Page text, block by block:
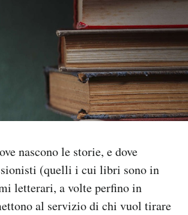
nascono le storie, e dove
(quelli i cui libri sono in
letterari, a volte perfino in
al servizio di chi vuol tirare